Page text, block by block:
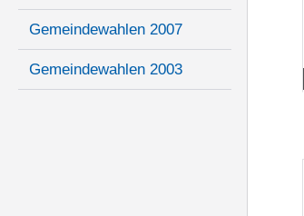
Gemeindewahlen 2007
Gemeindewahlen 2003